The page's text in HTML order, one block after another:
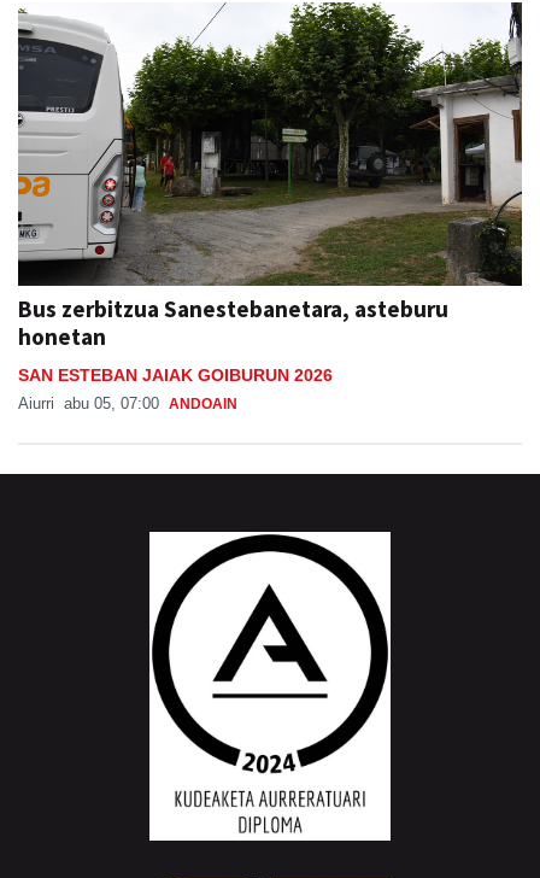
Bus zerbitzua Sanestebanetara, asteburu
honetan
SAN ESTEBAN JAIAK GOIBURUN 2026
Aiurri abu 05, 07:00 ANDOAIN